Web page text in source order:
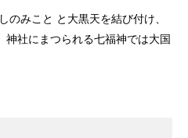
のみこと と大黒天を結び付け、
神社にまつられる七福神では大国